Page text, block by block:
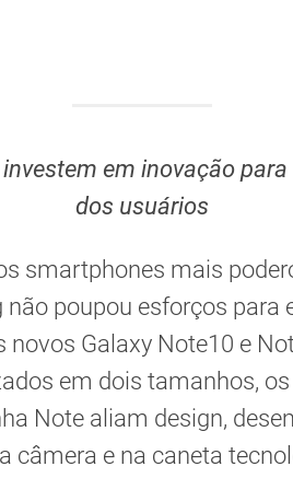
em inovação para
dos usuários
smartphones mais
poupou esforços para
novos Galaxy Note10 e
em dois tamanhos,
Note aliam design,
câmera e na caneta